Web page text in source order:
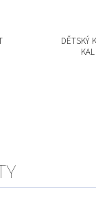
DĚTSKÝ